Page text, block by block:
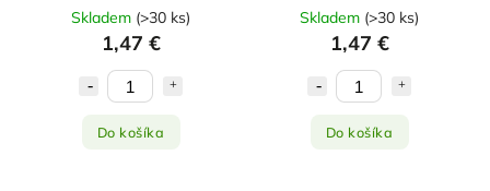
Skladem (>30 ks)
1,47 €
Do košíka
Skladem (>30 ks)
1,47 €
Do košíka